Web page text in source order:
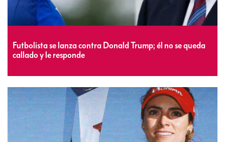
Futbolista se lanza contra Donald Trump; él no se queda
callado y le responde